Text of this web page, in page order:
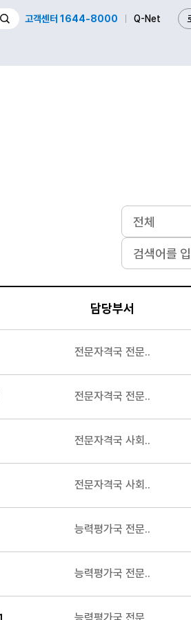
고객센터 1644-8000 Q-Net
담당부서
전문자격국 전문..
전문자격국 전문..
전문자격국 사회..
전문자격국 사회..
능력평가국 전문..
능력평가국 전문..